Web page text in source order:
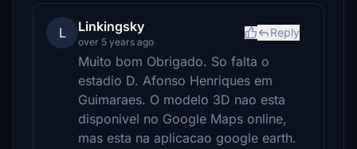
L Linkingsky
over 5 years ago
Reply
Muito bom Obrigado. So falta o
estadio D. Afonso Henriques em
Guimaraes. O modelo 3D nao esta
disponivel no Google Maps online,
mas esta na aplicacao google earth.